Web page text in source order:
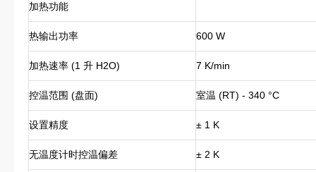
加热功能
热输出功率 600 W
加热速率 (1 升 H2O) 7 K/min
控温范围 (盘面) 室温 (RT) - 340 °C
设置精度 ± 1 K
无温度计时控温偏差 ± 2 K